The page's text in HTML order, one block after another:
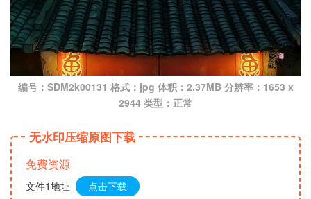
编号：SDM2k00131 格式：jpg 体积：2.37MB 分辨率：1653 x
2944 类型：正常
无水印压缩原图下载
免费资源
文件1地址 点击下载